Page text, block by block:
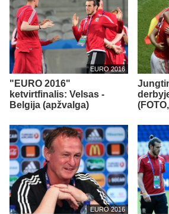
EURO 2016
"EURO 2016"
ketvirtfinalis: Velsas -
Belgija (apžvalga)
EURO 2016